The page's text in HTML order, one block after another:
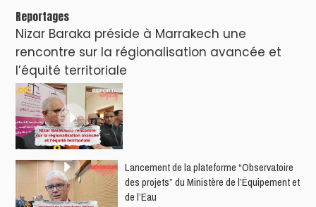
Dunia Batma en Tournée à Tanger
Nacim Haddad en Concert à Tétouan – Ayta
World Tour 2026
Nacim Haddad débarque à Tanger : Le
Souffle du Nord s'éveille !
Nacim Haddad Ayta World Tour à Rabat (
4ème date )